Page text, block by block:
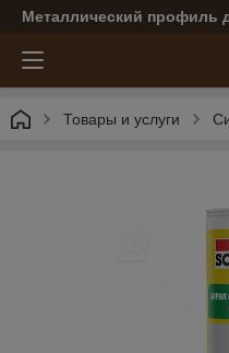
Металлический профиль
Товары и услуги